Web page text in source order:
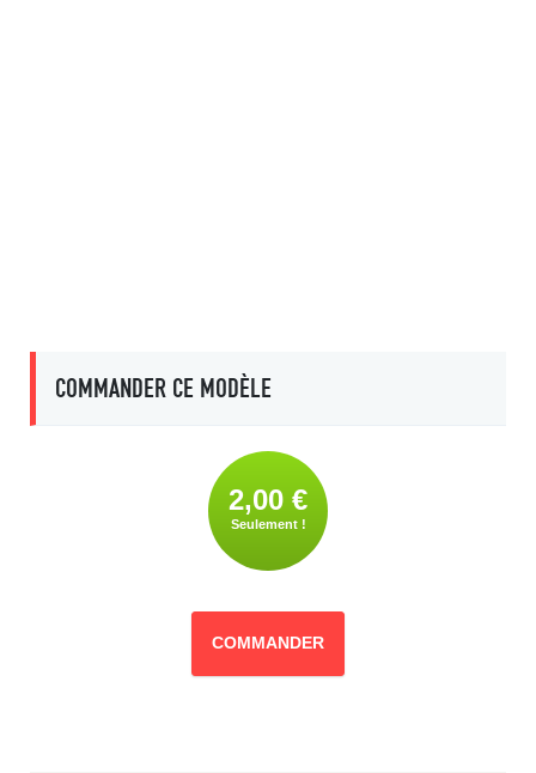
COMMANDER CE MODÈLE
2,00 €
Seulement !
COMMANDER